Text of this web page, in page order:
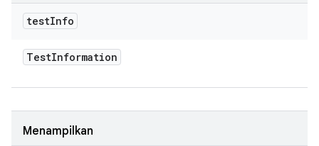
testInfo
TestInformation
Menampilkan